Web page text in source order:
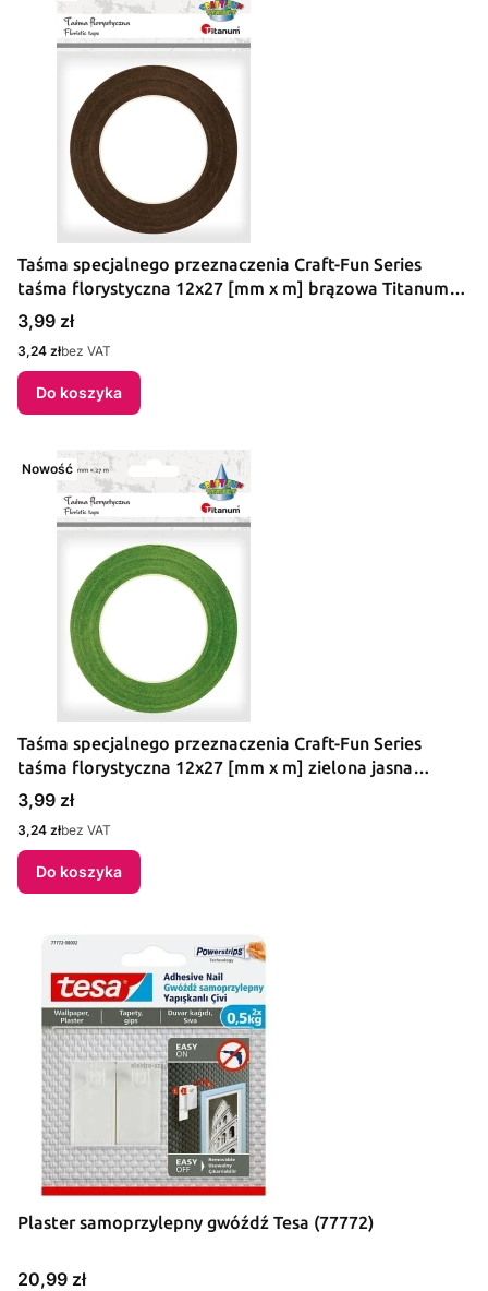
Taśma specjalnego przeznaczenia Craft-Fun Series
taśma florystyczna 12x27 [mm x m] brązowa Titanum
(303/12)
Cena
3,99 zł
Cena
3,24 złbez VAT
Do koszyka
Nowość
Taśma specjalnego przeznaczenia Craft-Fun Series
taśma florystyczna 12x27 [mm x m] zielona jasna
Titanum (321/12)
Cena
3,99 zł
Cena
3,24 złbez VAT
Do koszyka
Plaster samoprzylepny gwóźdź Tesa (77772)
Cena
20,99 zł